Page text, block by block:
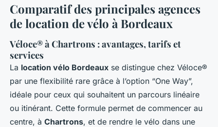
Comparatif des principales agences
de location de vélo à Bordeaux
Véloce® à Chartrons : avantages, tarifs et
services
La location vélo Bordeaux se distingue chez Véloce®
par une flexibilité rare grâce à l’option “One Way”,
idéale pour ceux qui souhaitent un parcours linéaire
ou itinérant. Cette formule permet de commencer au
centre, à Chartrons, et de rendre le vélo dans une